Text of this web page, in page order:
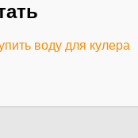
воду для кулера